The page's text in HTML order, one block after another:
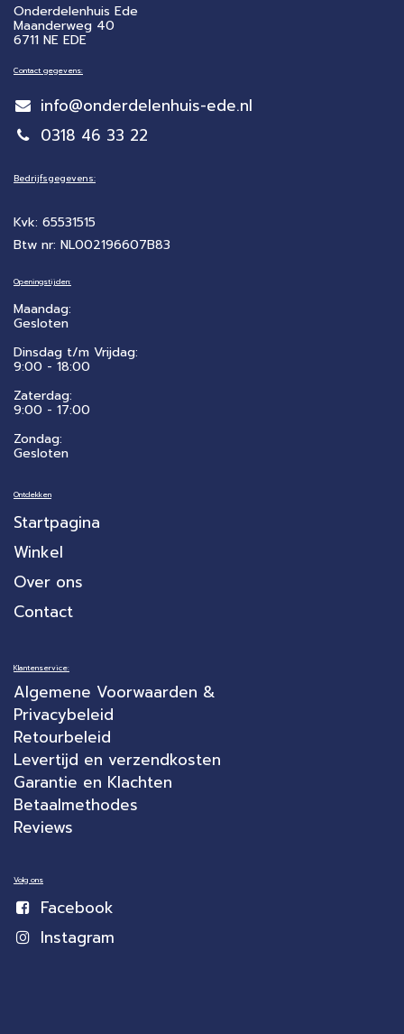
Onderdelenhuis Ede
Maanderweg 40
6711 NE EDE
Contact gegevens:
info@onderdelenhuis-ede.nl
0318 46 33 22
Bedrijfsgegevens:
Kvk: 65531515
Btw nr: NL002196607B83
Openingstijden:
Maandag:
Gesloten
Dinsdag t/m Vrijdag:
9:00 - 18:00
Zaterdag:
​9:00 - 17:00
Zondag:
Gesloten
Ontdekken
Startpagina
Winkel
Over ons
Contact
Klantenservice:
Algemene Voorwaarden &
Privacybeleid
Retourbeleid
Levertijd en verzendkosten
Garantie en Klachten
Betaalmethodes
Reviews
Volg ons
Facebook
Instagram